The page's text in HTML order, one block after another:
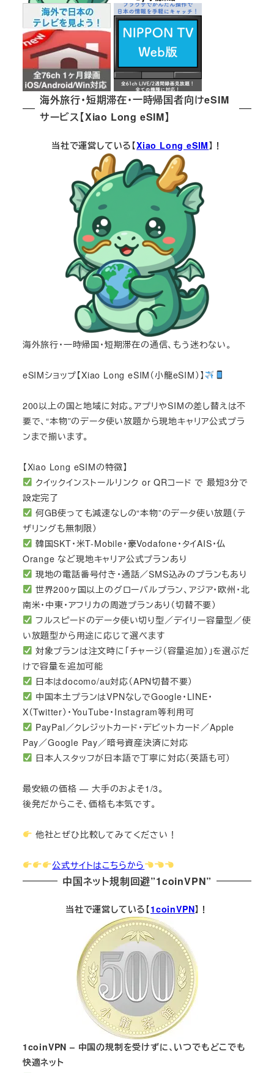
海外旅行・短期滞在・一時帰国者向けeSIM
サービス【Xiao Long eSIM】
当社で運営している【Xiao Long eSIM】！
海外旅行・一時帰国・短期滞在の通信、もう迷わない。
eSIMショップ【Xiao Long eSIM（小龍eSIM）】
200以上の国と地域に対応。アプリやSIMの差し替えは不
要で、“本物”のデータ使い放題から現地キャリア公式プラ
ンまで揃います。
【Xiao Long eSIMの特徴】
クイックインストールリンク or QRコード で 最短3分で
設定完了
何GB使っても減速なしの“本物”のデータ使い放題（テ
ザリングも無制限）
韓国SKT・米T-Mobile・豪Vodafone・タイAIS・仏
Orange など現地キャリア公式プランあり
現地の電話番号付き・通話／SMS込みのプランもあり
世界200ヶ国以上のグローバルプラン、アジア・欧州・北
南米・中東・アフリカの周遊プランあり（切替不要）
フルスピードのデータ使い切り型／デイリー容量型／使
い放題型から用途に応じて選べます
対象プランは注文時に「チャージ（容量追加）」を選ぶだ
けで容量を追加可能
日本はdocomo/au対応（APN切替不要）
中国本土プランはVPNなしでGoogle・LINE・
X（Twitter）・YouTube・Instagram等利用可
PayPal／クレジットカード・デビットカード／Apple
Pay／Google Pay／暗号資産決済に対応
日本人スタッフが日本語で丁寧に対応（英語も可）
最安級の価格 — 大手のおよそ1/3。
後発だからこそ、価格も本気です。
他社とぜひ比較してみてください！
公式サイトはこちらから
中国ネット規制回避”1coinVPN”
当社で運営している【1coinVPN】！
1coinVPN – 中国の規制を受けずに、いつでもどこでも
快適ネット